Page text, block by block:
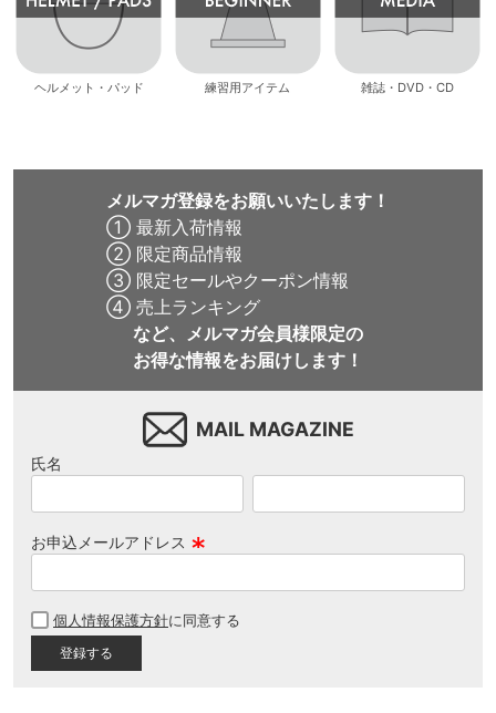
ヘルメット・パッド 練習用アイテム 雑誌・DVD・CD
メルマガ登録をお願いいたします！
① 最新入荷情報
② 限定商品情報
③ 限定セールやクーポン情報
④ 売上ランキング
など、メルマガ会員様限定の
お得な情報をお届けします！
MAIL MAGAZINE
氏名
お申込メールアドレス
須
個人情報保護方針に同意する